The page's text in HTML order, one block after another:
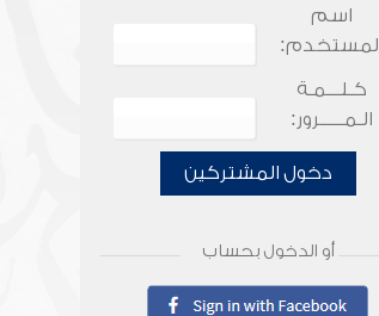
اسم
كـلـــمـة
الـمـــــرور:
دخول المشتركين
أو الدخول بحساب